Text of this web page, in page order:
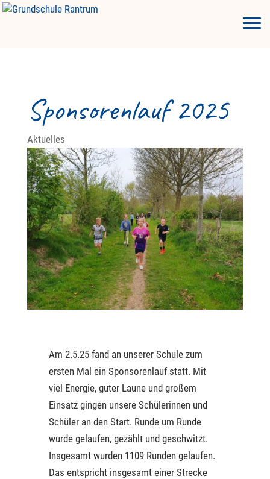
Sponsorenlauf 2025
Aktuelles
Am 2.5.25 fand an unserer Schule zum
ersten Mal ein Sponsorenlauf statt. Mit
viel Energie, guter Laune und großem
Einsatz gingen unsere Schülerinnen und
Schüler an den Start. Runde um Runde
wurde gelaufen, gezählt und geschwitzt.
Insgesamt wurden 1109 Runden gelaufen.
Das entspricht insgesamt einer Strecke